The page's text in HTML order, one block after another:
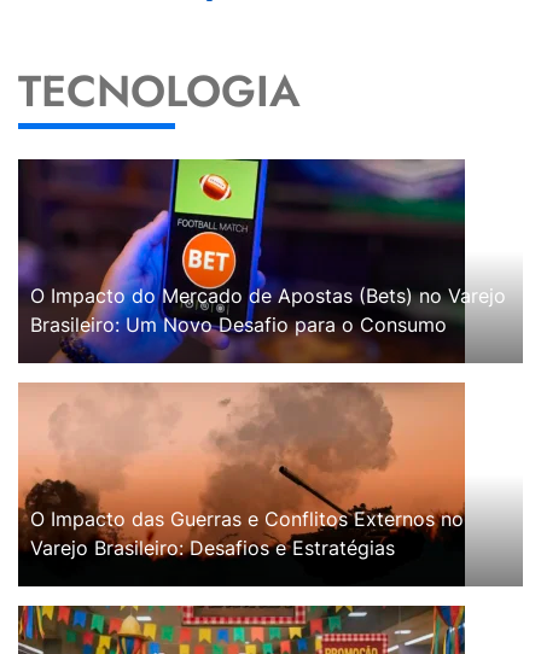
TECNOLOGIA
O Impacto do Mercado de Apostas (Bets) no Varejo
Brasileiro: Um Novo Desafio para o Consumo
O Impacto das Guerras e Conflitos Externos no
Varejo Brasileiro: Desafios e Estratégias